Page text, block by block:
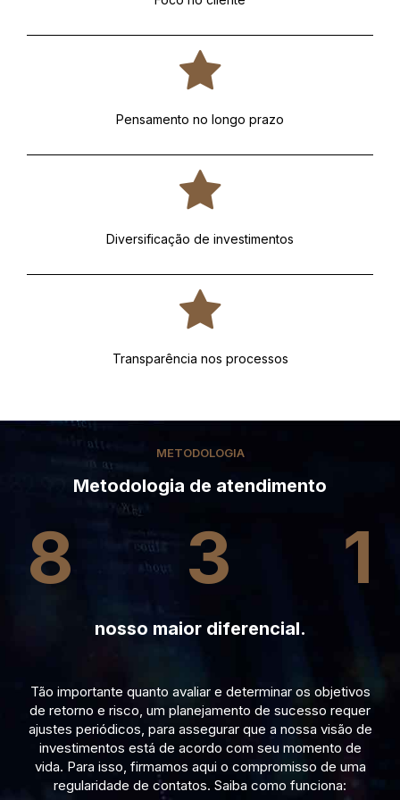
Pensamento no longo prazo
Diversificação de investimentos
Transparência nos processos
METODOLOGIA
Metodologia de atendimento
8 3 1
nosso maior diferencial.
Tão importante quanto avaliar e determinar os objetivos
de retorno e risco, um planejamento de sucesso requer
ajustes periódicos, para assegurar que a nossa visão de
investimentos está de acordo com seu momento de
vida. Para isso, firmamos aqui o compromisso de uma
regularidade de contatos. Saiba como funciona: